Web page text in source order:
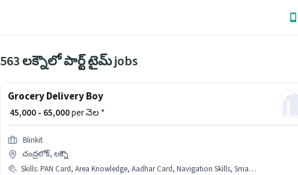
563 లక్నౌలో పార్ట్ టైమ్ jobs
Grocery Delivery Boy
₹ 45,000 - 65,000per నెల *
Blinkit
చంద్రలోక్, లక్నౌ
Skills: PAN Card, Area Knowledge, Aadhar Card, Navigation Skills, Smartphone, Two-Wheeler Driving, Bike, Bank Account